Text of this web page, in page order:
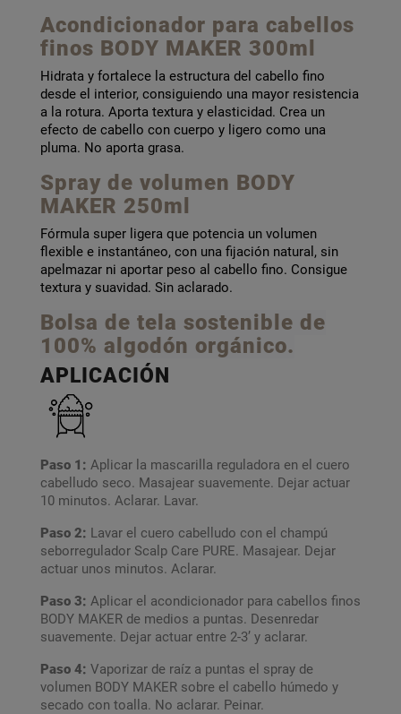
Acondicionador para cabellos
finos BODY MAKER 300ml
Hidrata y fortalece la estructura del cabello fino
desde el interior, consiguiendo una mayor resistencia
a la rotura. Aporta textura y elasticidad. Crea un
efecto de cabello con cuerpo y ligero como una
pluma. No aporta grasa.
Spray de volumen BODY
MAKER 250ml
Fórmula super ligera que potencia un volumen
flexible e instantáneo, con una fijación natural, sin
apelmazar ni aportar peso al cabello fino. Consigue
textura y suavidad. Sin aclarado.
Bolsa de tela sostenible de
100% algodón orgánico.
APLICACIÓN
Paso 1: Aplicar la mascarilla reguladora en el cuero
cabelludo seco. Masajear suavemente. Dejar actuar
10 minutos. Aclarar. Lavar.
Paso 2: Lavar el cuero cabelludo con el champú
seborregulador Scalp Care PURE. Masajear. Dejar
actuar unos minutos. Aclarar.
Paso 3: Aplicar el acondicionador para cabellos finos
BODY MAKER de medios a puntas. Desenredar
suavemente. Dejar actuar entre 2-3’ y aclarar.
Paso 4: Vaporizar de raíz a puntas el spray de
volumen BODY MAKER sobre el cabello húmedo y
secado con toalla. No aclarar. Peinar.